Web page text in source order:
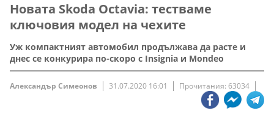
Новата Skoda Octavia: тестваме
ключовия модел на чехите
Уж компактният автомобил продължава да расте и
днес се конкурира по-скоро с Insignia и Mondeo
Александър Симеонов 31.07.2020 16:01 Прочитания: 63034